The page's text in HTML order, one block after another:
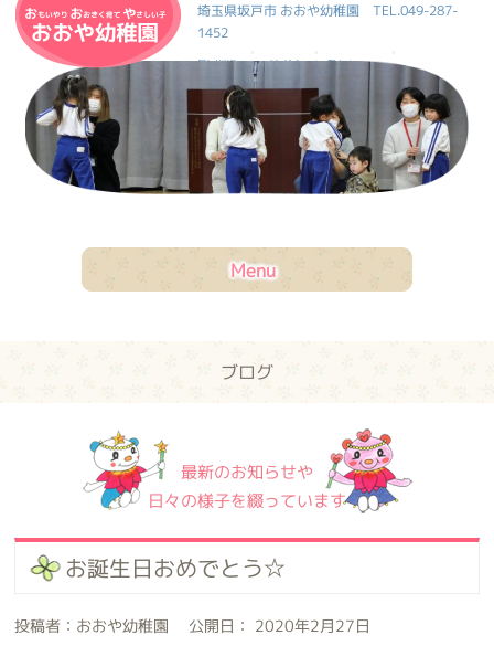
おおや幼稚園
埼玉県坂戸市 おおや幼稚園TEL.049-287-
1452
HOME| ブログ| お問合せ|
交通案内| サイトマップ
Menu
ブログ
最新のお知らせや
日々の様子を綴っています
お誕生日おめでとう☆
投稿者：おおや幼稚園 公開日： 2020年2月27日